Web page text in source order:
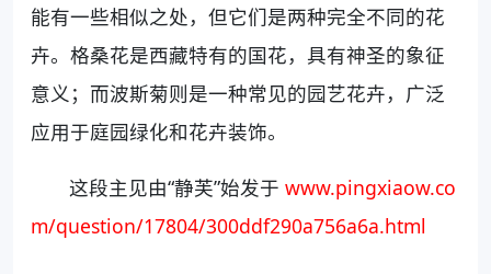
能有一些相似之处，但它们是两种完全不同的花
卉。格桑花是西藏特有的国花，具有神圣的象征
意义；而波斯菊则是一种常见的园艺花卉，广泛
应用于庭园绿化和花卉装饰。
这段主见由“静芙”始发于www.pingxiaow.co
m/question/17804/300ddf290a756a6a.html